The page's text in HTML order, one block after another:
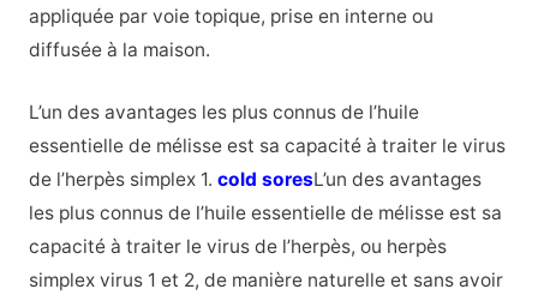
appliquée par voie topique, prise en interne ou
diffusée à la maison.
L’un des avantages les plus connus de l’huile
essentielle de mélisse est sa capacité à traiter le virus
de l’herpès simplex 1. cold soresL’un des avantages
les plus connus de l’huile essentielle de mélisse est sa
capacité à traiter le virus de l’herpès, ou herpès
simplex virus 1 et 2, de manière naturelle et sans avoir